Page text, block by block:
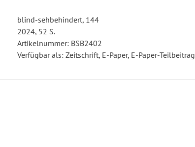
blind-sehbehindert, 144
2024, 52 S.
Artikelnummer: BSB2402
Verfügbar als: Zeitschrift, E-Paper, E-Paper-Teilbeitrag